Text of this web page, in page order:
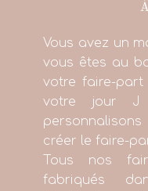
Vous avez un
vous êtes au
votre faire-
votre jour J
créer le faire-
Tous nos
fabriqués